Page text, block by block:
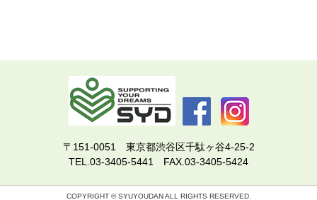
〒151-0051 東京都渋谷区千駄ヶ谷4-25-2
TEL.03-3405-5441 FAX.03-3405-5424
COPYRIGHT © SYUYOUDAN ALL RIGHTS RESERVED.